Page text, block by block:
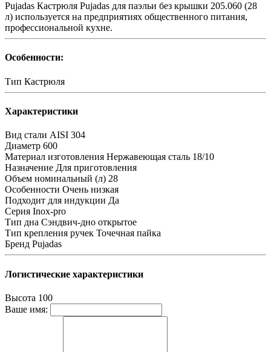
Pujadas Кастрюля Pujadas для паэльи без крышки 205.060 (28
л) используется на предприятиях общественного питания,
профессиональной кухне.
Особенности:
Тип Кастрюля
Характеристики
Вид стали AISI 304
Диаметр 600
Материал изготовления Нержавеющая сталь 18/10
Назначение Для приготовления
Объем номинальный (л) 28
Особенности Очень низкая
Подходит для индукции Да
Серия Inox-pro
Тип дна Сэндвич-дно открытое
Тип крепления ручек Точечная пайка
Бренд Pujadas
Логистические характеристики
Высота 100
Ваше имя: